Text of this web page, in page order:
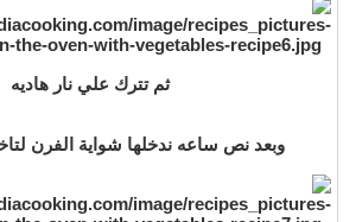
ثم تترك علي نار هاديه
وبعد نص ساعه ندخلها شواية الفرن لتاخذ